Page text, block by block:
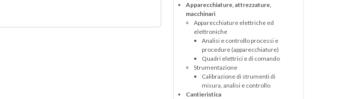
Apparecchiature, attrezzature,
macchinari
Apparecchiature elettriche ed
elettroniche
Analisi e controllo processi e
procedure (apparecchiature)
Quadri elettrici e di comando
Strumentazione
Calibrazione di strumenti di
misura, analisi e controllo
Cantieristica